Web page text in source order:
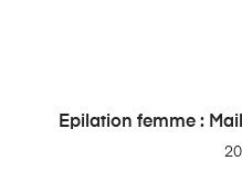
Epilation femme :